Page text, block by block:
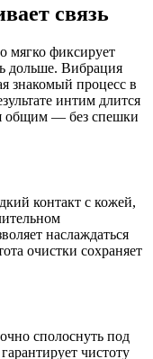
связь
мягко фиксирует
дольше. Вибрация
знакомый процесс в
интим длится
общим — без спешки
контакт с кожей,
наслаждаться
очистки сохраняет
сполоснуть под
чистоту